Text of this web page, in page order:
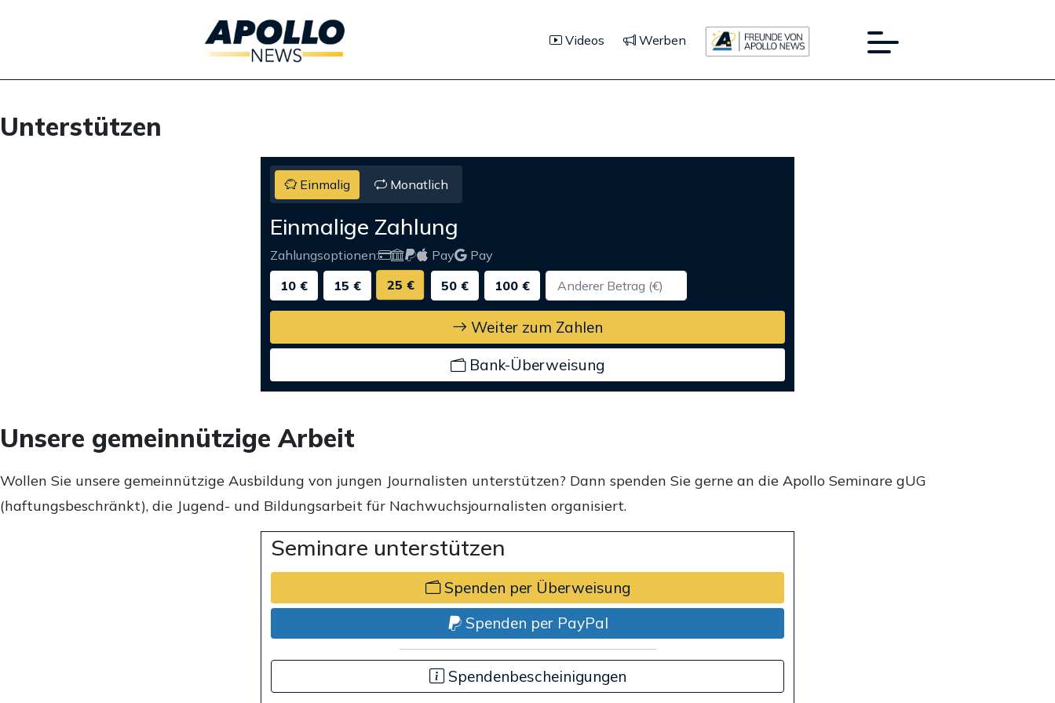
Videos Werben
Unterstützen
Einmalig Monatlich
Einmalige Zahlung
Zahlungsoptionen: Pay
Pay
10 €
15 € 25 € 50 € 100 €
Weiter zum Zahlen
Bank-Überweisung
Unsere gemeinnützige Arbeit
Wollen Sie unsere gemeinnützige Ausbildung von jungen Journalisten unterstützen? Dann spenden Sie gerne an die Apollo Seminare gUG
(haftungsbeschränkt), die Jugend- und Bildungsarbeit für Nachwuchsjournalisten organisiert.
Seminare unterstützen
Spenden per Überweisung
Spenden per PayPal
Spendenbescheinigungen